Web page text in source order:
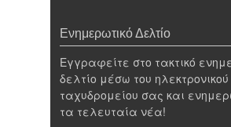
Ενημερωτικό Δελτίο
Εγγραφείτε στο τακτικό
δελτίο μέσω του ηλεκτρονικού
ταχυδρομείου σας και
τα τελευταία νέα!